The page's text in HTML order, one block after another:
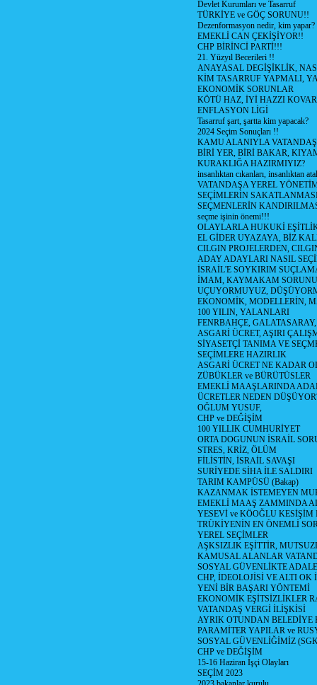
Devlet Kurumları ve Tasarruf
TÜRKİYE ve GÖÇ SORUNU!!
Dezenformasyon nedir, kim yapar?
EMEKLİ CAN ÇEKİŞİYOR!!
CHP BİRİNCİ PARTİ!!!
21. Yüzyıl Becerileri !!
ANAYASAL DEGİŞİKLİK,
KİM TASARRUF YAPMALI,
EKONOMİK SORUNLAR
KÖTÜ HAZ, İYİ HAZZI
ENFLASYON LİGİ
Tasarruf şart, şartta kim yapacak?
2024 Seçim Sonuçları !!
KAMU ALANIYLA
BİRİ YER, BİRİ BAKAR,
KURAKLIĞA HAZIRMIYIZ?
insanlıktan cıkanları, insanlıktan
VATANDAŞA YEREL
SEÇİMLERİN
SEÇMENLERİN
seçme işinin önemi!!!
OLAYLARLA HUKUKİ
EL GİDER UYAZAYA, BİZ
CILGIN PROJELERDEN,
ADAY ADAYLARI NASIL
İSRAİL'E SOYKIRIM
İMAM, KAYMAKAM SORUNU
UÇUYORMUYUZ,
EKONOMİK, MODELLERİN,
100 YILIN, YALANLARI
FENRBAHÇE,
ASGARİ ÜCRET, AŞIRI
SİYASETÇİ TANIMA VE
SEÇİMLERE HAZIRLIK
ASGARİ ÜCRET NE KADAR
ZÜBÜKLER ve BÜRÜTÜSLER
EMEKLİ MAAŞLARINDA
ÜCRETLER NEDEN
OĞLUM YUSUF,
CHP ve DEĞİŞİM
100 YILLIK CUMHURİYET
ORTA DOGUNUN İSRAİL
STRES, KRİZ, ÖLÜM
FİLİSTİN, İSRAİL SAVAŞI
SURİYEDE SİHA İLE SALDIRI
TARIM KAMPÜSÜ (Bakap)
KAZANMAK İSTEMEYEN
EMEKLİ MAAŞ ZAMMINDA
YESEVİ ve KÖOĞLU
TRÜKİYENİN EN ÖNEMLİ
YEREL SEÇİMLER
AŞKSIZLIK EŞİTTİR,
KAMUSAL ALANLAR
SOSYAL GÜVENLİKTE
CHP, İDEOLOJİSİ VE ALTI OK
YENİ BİR BAŞARI YÖNTEMİ
EKONOMİK EŞİTSİZLİKLER
VATANDAŞ VERGİ İLİŞKİSİ
AYRIK OTUNDAN
PARAMİTER YAPILAR ve
SOSYAL GÜVENLİĞİMİZ
CHP ve DEĞİŞİM
15-16 Haziran İşçi Olayları
SEÇİM 2023